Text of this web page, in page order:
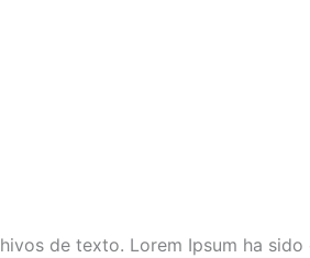
de texto. Lorem Ipsum ha